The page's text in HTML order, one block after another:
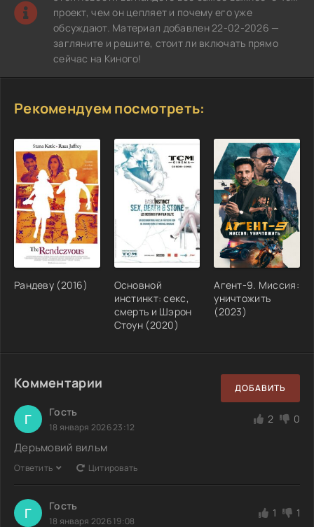
проект, чем он цепляет и почему его уже
обсуждают. Материал добавлен 22-02-2026 —
загляните и решите, стоит ли включать прямо
сейчас на Киного!
Рекомендуем посмотреть:
Рандеву (2016)
Основной
инстинкт: секс,
смерть и Шэрон
Стоун (2020)
Агент-9. Миссия:
уничтожить
(2023)
Комментарии ДОБАВИТЬ
Г Гость
18 января 2026 23:12
2 0
Дерьмовий вильм
Ответить Цитировать
Г Гость
18 января 2026 19:08
1 1